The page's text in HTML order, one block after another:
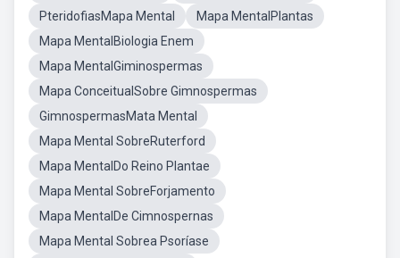
PteridofiasMapa Mental
Mapa MentalPlantas
Mapa MentalBiologia Enem
Mapa MentalGiminospermas
Mapa ConceitualSobre Gimnospermas
GimnospermasMata Mental
Mapa Mental SobreRuterford
Mapa MentalDo Reino Plantae
Mapa Mental SobreForjamento
Mapa MentalDe Cimnospernas
Mapa Mental Sobrea Psoríase